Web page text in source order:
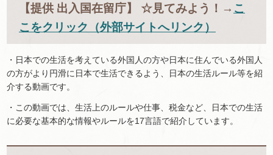
【提供 出入国在留庁】 ☆見てみよう！→ こ
こをクリック（外部サイトへリンク）
・日本での生活を考えている外国人の方や日本に住んでいる外国人
の方がより円滑に日本で生活できるよう、日本の生活ルール等を紹
介する動画です。
・この動画では、生活上のルールや仕事、税金など、日本での生活
に必要な基本的な情報やルールを17言語で紹介しています。